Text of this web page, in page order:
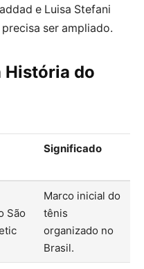
e Luisa Stefani
ser ampliado.
História do
Significado
São
Marco inicial do
tênis
organizado no
Brasil.